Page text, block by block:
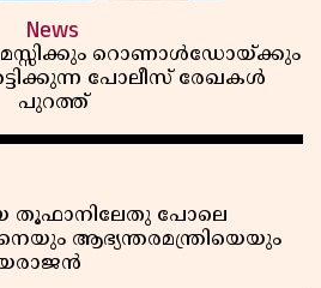
News
റൊണാൾഡോയ്ക്കും
പോലീസ് രേഖകൾ
പുറത്ത്
തൂഫാനിലേതു പോലെ
ആഭ്യന്തരമന്ത്രിയെയും